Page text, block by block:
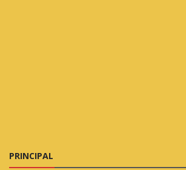
PRINCIPAL